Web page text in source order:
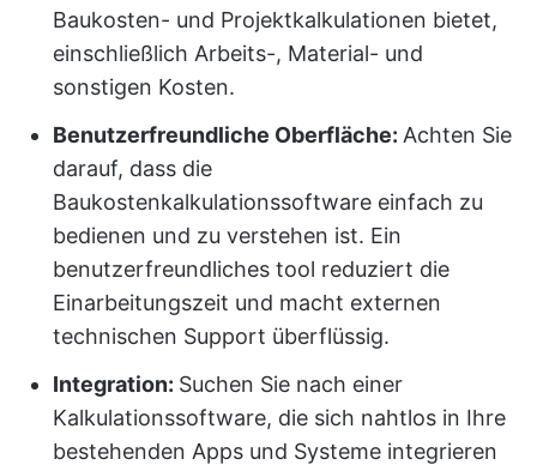
Baukosten- und Projektkalkulationen bietet,
einschließlich Arbeits-, Material- und
sonstigen Kosten.
Benutzerfreundliche Oberfläche: Achten Sie
darauf, dass die
Baukostenkalkulationssoftware einfach zu
bedienen und zu verstehen ist. Ein
benutzerfreundliches tool reduziert die
Einarbeitungszeit und macht externen
technischen Support überflüssig.
Integration: Suchen Sie nach einer
Kalkulationssoftware, die sich nahtlos in Ihre
bestehenden Apps und Systeme integrieren